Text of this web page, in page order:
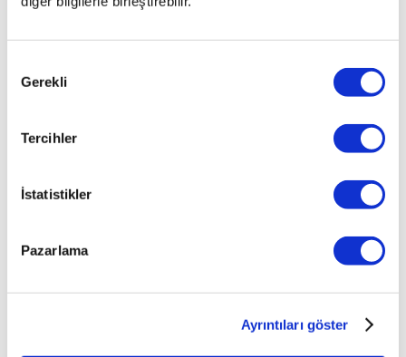
Seçimi
Gerekli
Tercihler
İstatistikler
Pazarlama
Ayrıntıları göster
İsterseniz garajımızdaki araçlardan size uygun olanlarına
bakabilirsiniz.